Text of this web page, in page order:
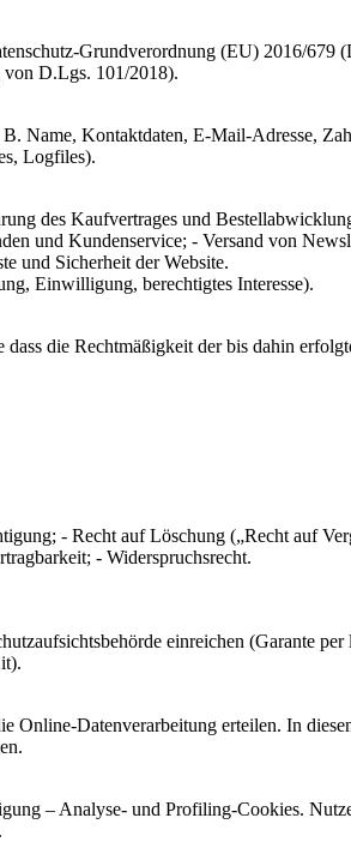
Grundverordnung (EU) 2016/679
von D.Lgs. 101/2018).
Name, Kontaktdaten, E-Mail-Adresse,
Logfiles).
des Kaufvertrages und
und Kundenservice; - Versand von
und Sicherheit der Website.
Einwilligung, berechtigtes Interesse).
die Rechtmäßigkeit der bis dahin
- Recht auf Löschung („Recht auf
- Widerspruchsrecht.
einreichen (Garante per
Datenverarbeitung erteilen. In
– Analyse- und Profiling-Cookies.